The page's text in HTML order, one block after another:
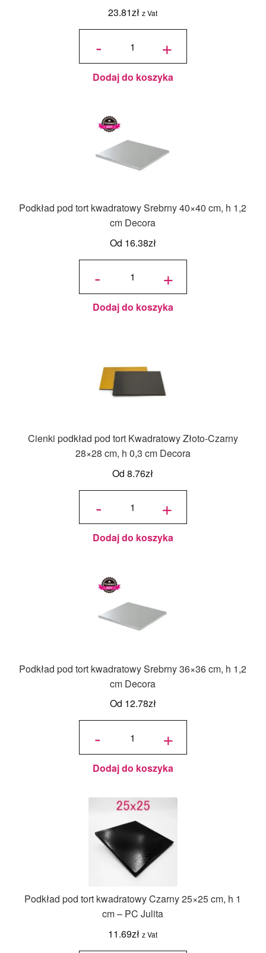
23.81zł z Vat
-
ilość
kwadratowy
Złoty 35x35
cm, h 1,2
cm Decora +
Dodaj do koszyka
Podkład pod tort kwadratowy Srebrny 40×40 cm, h 1,2
cm Decora
Od 16.38zł
-
ilość
kwadratowy
Srebrny
40x40 cm,
h 1,2 cm
Decora
+
Dodaj do koszyka
Cienki podkład pod tort Kwadratowy Złoto-Czarny
28×28 cm, h 0,3 cm Decora
Od8.76zł
-
ilość Cienki
Kwadratowy
Złoto-
28x28 cm, h
0,3 cm
+
Dodaj do koszyka
Podkład pod tort kwadratowy Srebrny 36×36 cm, h 1,2
cm Decora
Od 12.78zł
-
ilość
kwadratowy
Srebrny
36x36 cm,
h 1,2 cm
Decora
+
Dodaj do koszyka
Podkład pod tort kwadratowy Czarny 25×25 cm, h 1
cm – PC Julita
11.69zł z Vat